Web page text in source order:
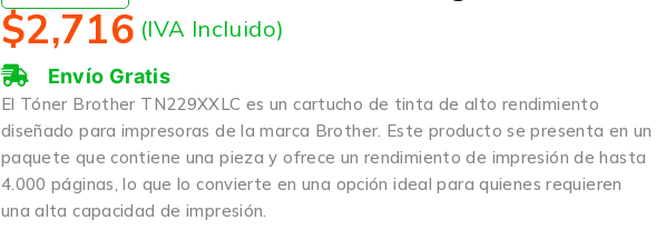
$2,716 (IVA Incluido)
Envío Gratis
El Tóner Brother TN229XXLC es un cartucho de tinta de alto rendimiento
diseñado para impresoras de la marca Brother. Este producto se presenta en un
paquete que contiene una pieza y ofrece un rendimiento de impresión de hasta
4.000 páginas, lo que lo convierte en una opción ideal para quienes requieren
una alta capacidad de impresión.